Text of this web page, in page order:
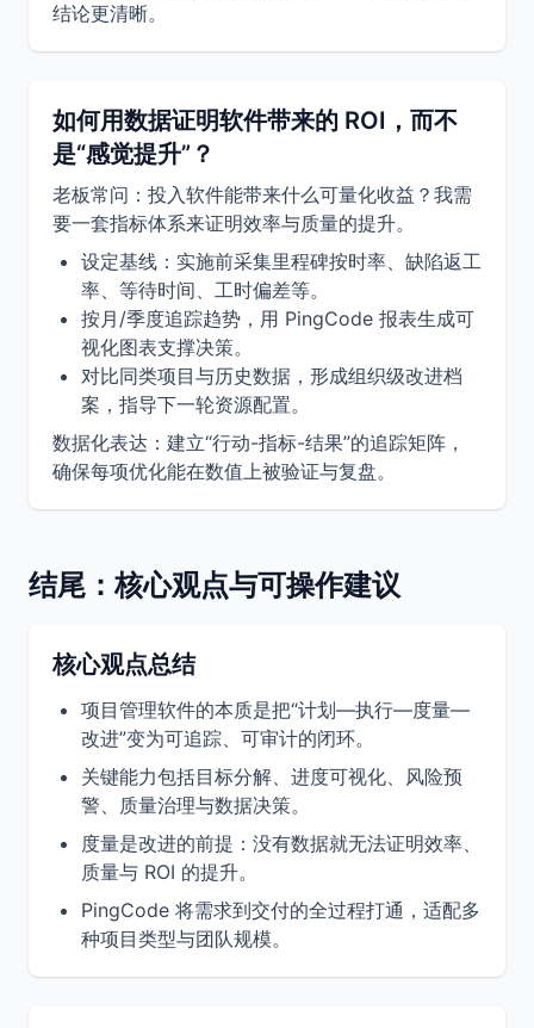
结论更清晰。
如何用数据证明软件带来的 ROI，而不
是“感觉提升”？
老板常问：投入软件能带来什么可量化收益？我需
要一套指标体系来证明效率与质量的提升。
设定基线：实施前采集里程碑按时率、缺陷返工
率、等待时间、工时偏差等。
按月/季度追踪趋势，用 PingCode 报表生成可
视化图表支撑决策。
对比同类项目与历史数据，形成组织级改进档
案，指导下一轮资源配置。
数据化表达：建立“行动-指标-结果”的追踪矩阵，
确保每项优化能在数值上被验证与复盘。
结尾：核心观点与可操作建议
核心观点总结
项目管理软件的本质是把“计划—执行—度量—
改进”变为可追踪、可审计的闭环。
关键能力包括目标分解、进度可视化、风险预
警、质量治理与数据决策。
度量是改进的前提：没有数据就无法证明效率、
质量与 ROI 的提升。
PingCode 将需求到交付的全过程打通，适配多
种项目类型与团队规模。